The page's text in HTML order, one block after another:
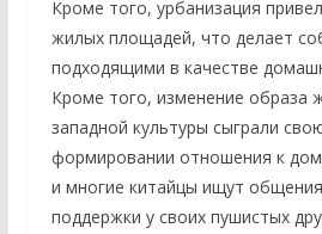
Кроме того, урбанизация
жилых площадей, что делает
подходящими в качестве
Кроме того, изменение образа
западной культуры сыграли
формировании отношения к
и многие китайцы ищут
поддержки у своих пушистых